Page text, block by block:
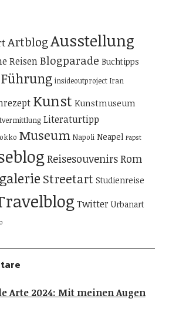
ArtblogAusstellung
ReisenBlogparade Buchtipps
Führung insideoutproject Iran
Kunst Kunstmuseum
Literaturtipp
Museum Napoli Neapel Papst
ReisesouvenirsRom
Streetart Studienreise
Twitter Urbanart
Arte 2024: Mit meinen Augen